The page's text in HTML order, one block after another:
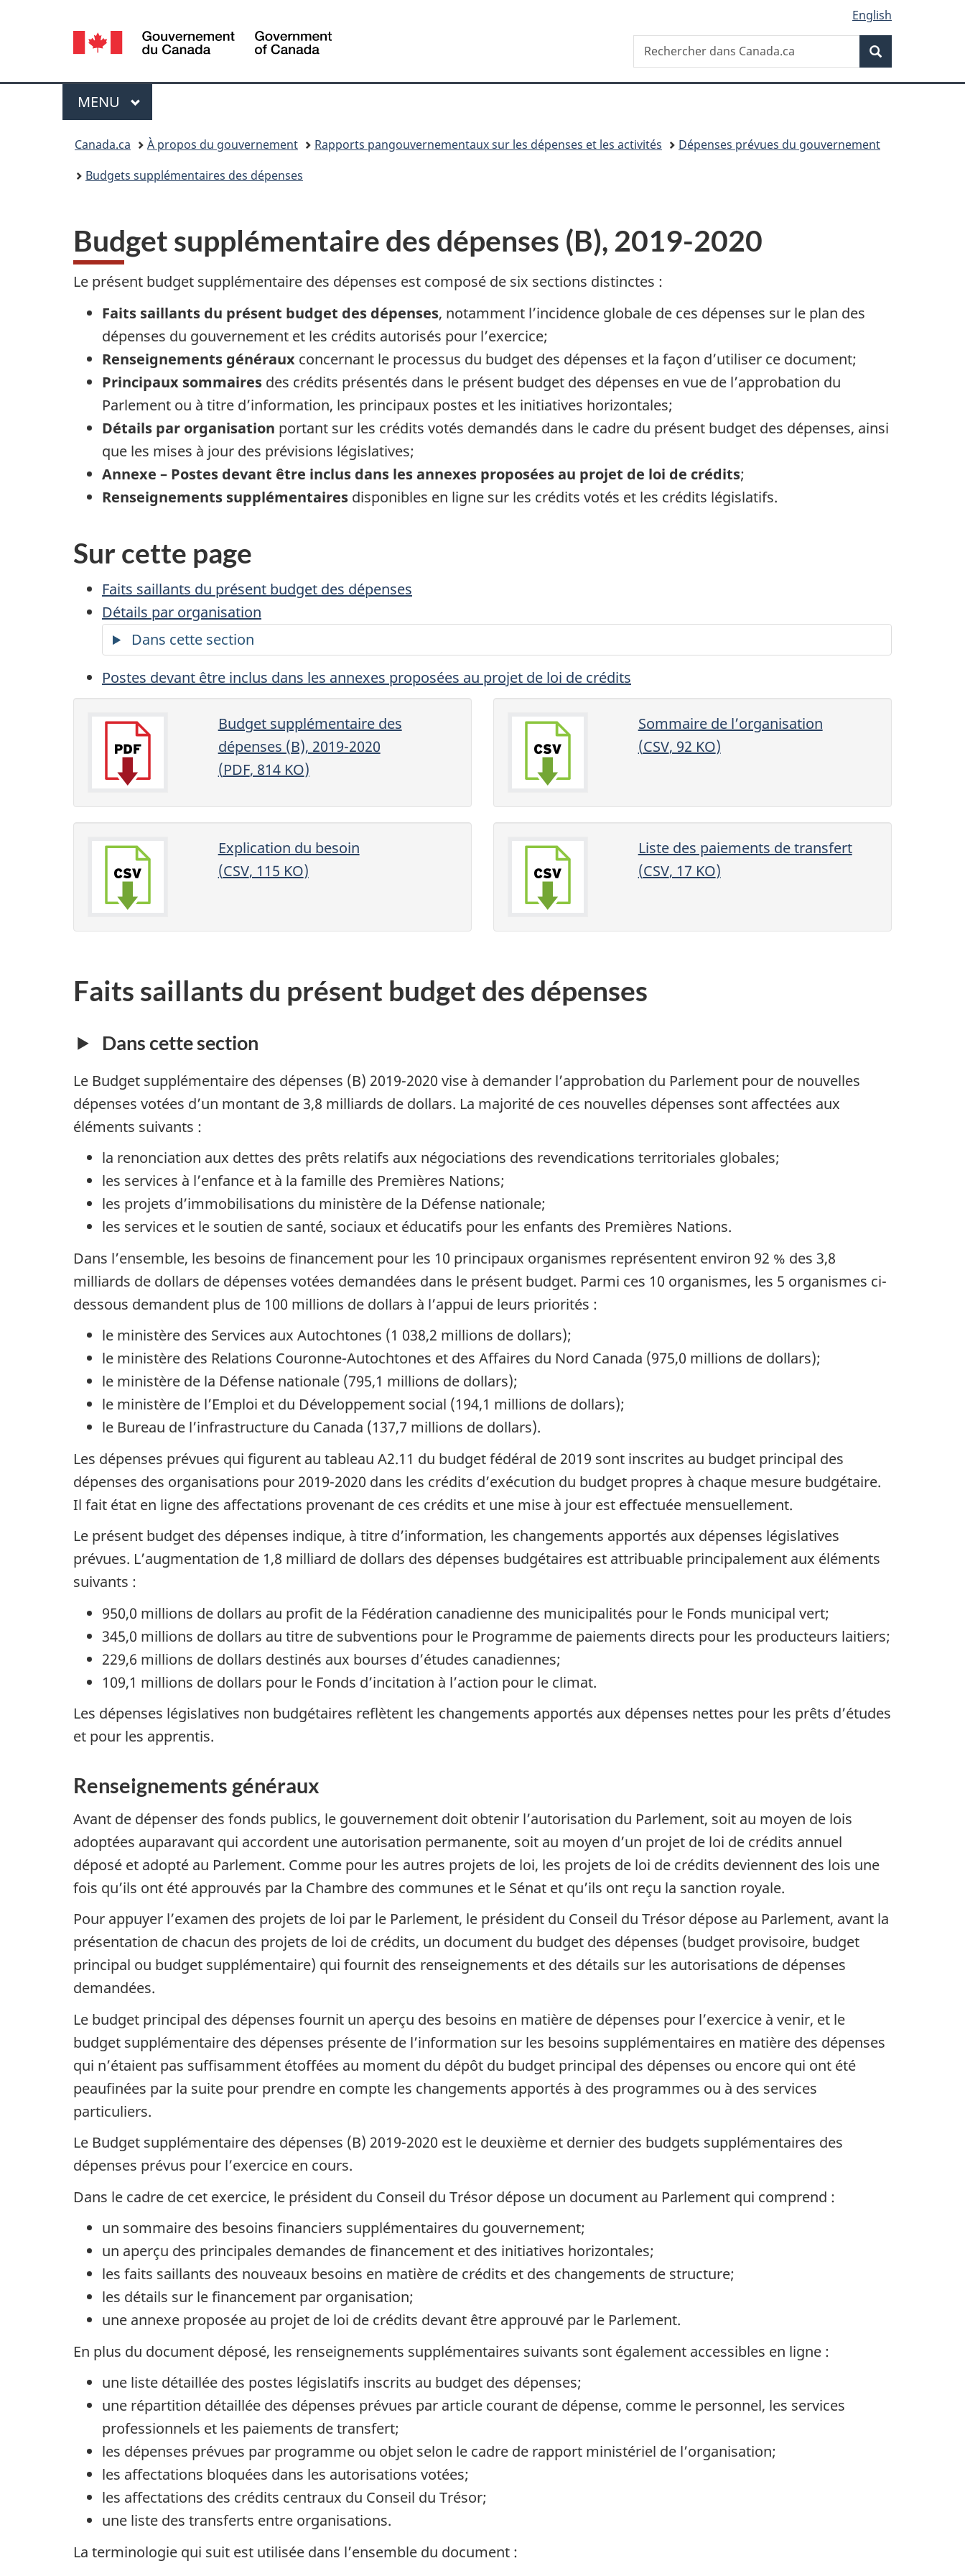
sujet
HTML
Sélection
de
la
langue
English
Canada
Recherche
Rechercher
dans
Menu
MENU PRINCIPAL
Canada.ca À propos du gouvernement Rapports pangouvernementaux sur les dépenses et les activités
Dépenses prévues du gouvernement
Budgets supplémentaires des dépenses
Budget supplémentaire des dépenses (B), 2019-2020
Le présent budget supplémentaire des dépenses est composé de six sections distinctes :
Faits saillants du présent budget des dépenses, notamment l’incidence globale de ces dépenses sur le plan des
dépenses du gouvernement et les crédits autorisés pour l’exercice;
Renseignements généraux concernant le processus du budget des dépenses et la façon d’utiliser ce document;
Principaux sommaires des crédits présentés dans le présent budget des dépenses en vue de l’approbation du
Parlement ou à titre d’information, les principaux postes et les initiatives horizontales;
Détails par organisation portant sur les crédits votés demandés dans le cadre du présent budget des dépenses, ainsi
que les mises à jour des prévisions législatives;
Annexe – Postes devant être inclus dans les annexes proposées au projet de loi de crédits;
Renseignements supplémentaires disponibles en ligne sur les crédits votés et les crédits législatifs.
Sur cette page
Faits saillants du présent budget des dépenses
Détails par organisation
Dans cette section
Postes devant être inclus dans les annexes proposées au projet de loi de crédits
Budget supplémentaire des
dépenses (B), 2019-2020
(PDF, 814 KO)
Sommaire de l’organisation
(CSV, 92 KO)
Explication du besoin
(CSV, 115 KO)
Liste des paiements de transfert
(CSV, 17 KO)
Faits saillants du présent budget des dépenses
Dans cette section
Le Budget supplémentaire des dépenses (B) 2019-2020 vise à demander l’approbation du Parlement pour de nouvelles
dépenses votées d’un montant de 3,8 milliards de dollars. La majorité de ces nouvelles dépenses sont affectées aux
éléments suivants :
la renonciation aux dettes des prêts relatifs aux négociations des revendications territoriales globales;
les services à l’enfance et à la famille des Premières Nations;
les projets d’immobilisations du ministère de la Défense nationale;
les services et le soutien de santé, sociaux et éducatifs pour les enfants des Premières Nations.
Dans l’ensemble, les besoins de financement pour les 10 principaux organismes représentent environ 92 % des 3,8
milliards de dollars de dépenses votées demandées dans le présent budget. Parmi ces 10 organismes, les 5 organismes ci-
dessous demandent plus de 100 millions de dollars à l’appui de leurs priorités :
le ministère des Services aux Autochtones (1 038,2 millions de dollars);
le ministère des Relations Couronne-Autochtones et des Affaires du Nord Canada (975,0 millions de dollars);
le ministère de la Défense nationale (795,1 millions de dollars);
le ministère de l’Emploi et du Développement social (194,1 millions de dollars);
le Bureau de l’infrastructure du Canada (137,7 millions de dollars).
Les dépenses prévues qui figurent au tableau A2.11 du budget fédéral de 2019 sont inscrites au budget principal des
dépenses des organisations pour 2019-2020 dans les crédits d’exécution du budget propres à chaque mesure budgétaire.
Il fait état en ligne des affectations provenant de ces crédits et une mise à jour est effectuée mensuellement.
Le présent budget des dépenses indique, à titre d’information, les changements apportés aux dépenses législatives
prévues. L’augmentation de 1,8 milliard de dollars des dépenses budgétaires est attribuable principalement aux éléments
suivants :
950,0 millions de dollars au profit de la Fédération canadienne des municipalités pour le Fonds municipal vert;
345,0 millions de dollars au titre de subventions pour le Programme de paiements directs pour les producteurs laitiers;
229,6 millions de dollars destinés aux bourses d’études canadiennes;
109,1 millions de dollars pour le Fonds d’incitation à l’action pour le climat.
Les dépenses législatives non budgétaires reflètent les changements apportés aux dépenses nettes pour les prêts d’études
et pour les apprentis.
Renseignements généraux
Avant de dépenser des fonds publics, le gouvernement doit obtenir l’autorisation du Parlement, soit au moyen de lois
adoptées auparavant qui accordent une autorisation permanente, soit au moyen d’un projet de loi de crédits annuel
déposé et adopté au Parlement. Comme pour les autres projets de loi, les projets de loi de crédits deviennent des lois une
fois qu’ils ont été approuvés par la Chambre des communes et le Sénat et qu’ils ont reçu la sanction royale.
Pour appuyer l’examen des projets de loi par le Parlement, le président du Conseil du Trésor dépose au Parlement, avant la
présentation de chacun des projets de loi de crédits, un document du budget des dépenses (budget provisoire, budget
principal ou budget supplémentaire) qui fournit des renseignements et des détails sur les autorisations de dépenses
demandées.
Le budget principal des dépenses fournit un aperçu des besoins en matière de dépenses pour l’exercice à venir, et le
budget supplémentaire des dépenses présente de l’information sur les besoins supplémentaires en matière des dépenses
qui n’étaient pas suffisamment étoffées au moment du dépôt du budget principal des dépenses ou encore qui ont été
peaufinées par la suite pour prendre en compte les changements apportés à des programmes ou à des services
particuliers.
Le Budget supplémentaire des dépenses (B) 2019-2020 est le deuxième et dernier des budgets supplémentaires des
dépenses prévus pour l’exercice en cours.
Dans le cadre de cet exercice, le président du Conseil du Trésor dépose un document au Parlement qui comprend :
un sommaire des besoins financiers supplémentaires du gouvernement;
un aperçu des principales demandes de financement et des initiatives horizontales;
les faits saillants des nouveaux besoins en matière de crédits et des changements de structure;
les détails sur le financement par organisation;
une annexe proposée au projet de loi de crédits devant être approuvé par le Parlement.
En plus du document déposé, les renseignements supplémentaires suivants sont également accessibles en ligne :
une liste détaillée des postes législatifs inscrits au budget des dépenses;
une répartition détaillée des dépenses prévues par article courant de dépense, comme le personnel, les services
professionnels et les paiements de transfert;
les dépenses prévues par programme ou objet selon le cadre de rapport ministériel de l’organisation;
les affectations bloquées dans les autorisations votées;
les affectations des crédits centraux du Conseil du Trésor;
une liste des transferts entre organisations.
La terminologie qui suit est utilisée dans l’ensemble du document :